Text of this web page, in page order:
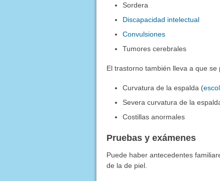
Sordera
Discapacidad intelectual
Convulsiones
Tumores cerebrales
El trastorno también lleva a que
Curvatura de la espalda (
Severa curvatura de la
Costillas anormales
Pruebas y exámenes
Puede haber antecedentes
de la de piel.